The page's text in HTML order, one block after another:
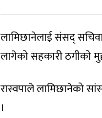
लामिछानेलाई संसद्
लागेको सहकारी ठगीको
रास्वपाले लामिछानेको
।